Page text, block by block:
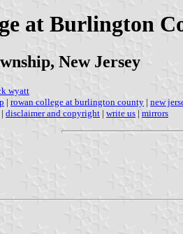
at Burlington
New Jersey
wyatt
| rowan college at burlington county | new
| disclaimer and copyright | write us | mirrors